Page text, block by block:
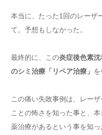
本当に、たった1回のレーザ
て。予想もしなかった。
最終的に、この炎症後色素沈
のシミ治療「リペア治療」 を
この痛い失敗事例は、レー
ことの怖さを知った事と、
薬治療があるという事を知